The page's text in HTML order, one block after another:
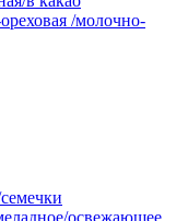
/молочно-
освежающее